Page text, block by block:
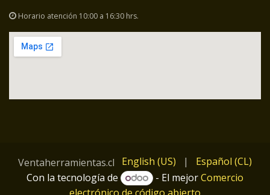
Horario atención 10:00 a 16:30 hrs.
Ventaherramientas.cl English (US) |
Español (CL)
Con la tecnología de
- El mejorComercio